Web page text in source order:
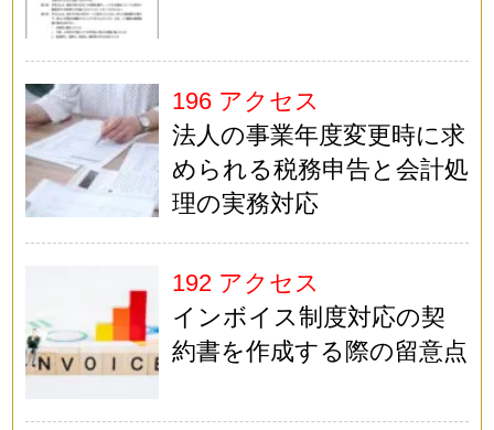
196 アクセス
法人の事業年度変更時に求
められる税務申告と会計処
理の実務対応
192 アクセス
インボイス制度対応の契
約書を作成する際の留意点